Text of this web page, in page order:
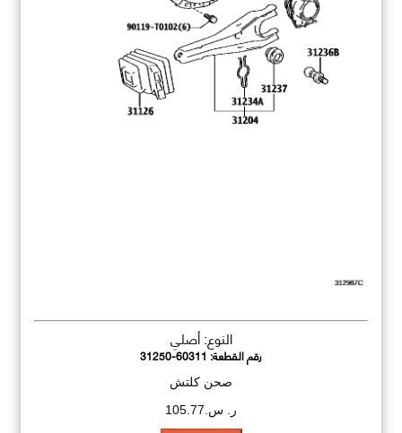
النوع: أصلي
رقم القطعة:31250-60311
صحن كلتش
ر. س.105.77